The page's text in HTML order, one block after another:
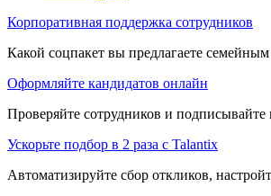
Корпоративная поддержка сотрудников
Какой соцпакет вы предлагаете
Оформляйте кандидатов онлайн
Проверяйте сотрудников и
Ускорьте подбор в 2 раза с Talantix
Автоматизируйте сбор откликов,